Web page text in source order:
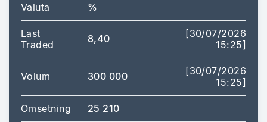
Valuta %
Last
Traded
8,40
[30/07/2026
15:25]
Volum 300 000
[30/07/2026
15:25]
Omsetning 25 210